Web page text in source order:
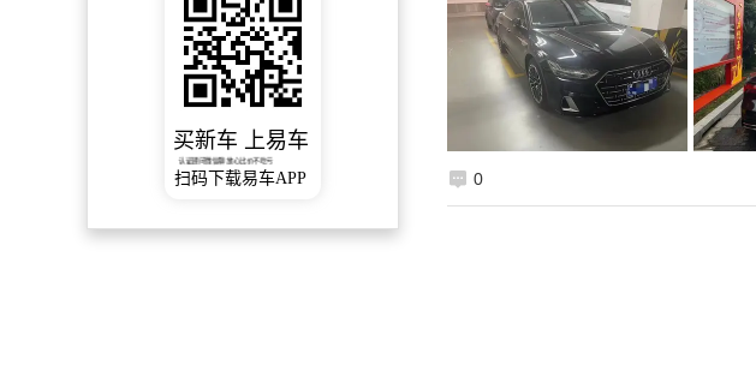
买新车 上易车
认证顾问微信聊 放心比价不吃亏
扫码下载易车APP 0